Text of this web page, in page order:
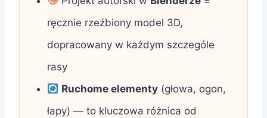
ręcznie rzeźbiony model 3D,
dopracowany w każdym szczególe
rasy
Ruchome elementy (głowa, ogon,
łapy) — to kluczowa różnica od